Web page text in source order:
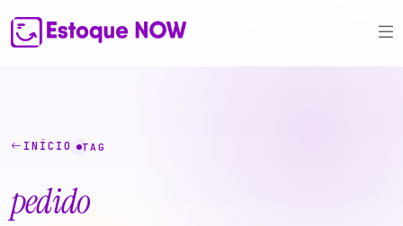
INÍCIO TAG
pedido